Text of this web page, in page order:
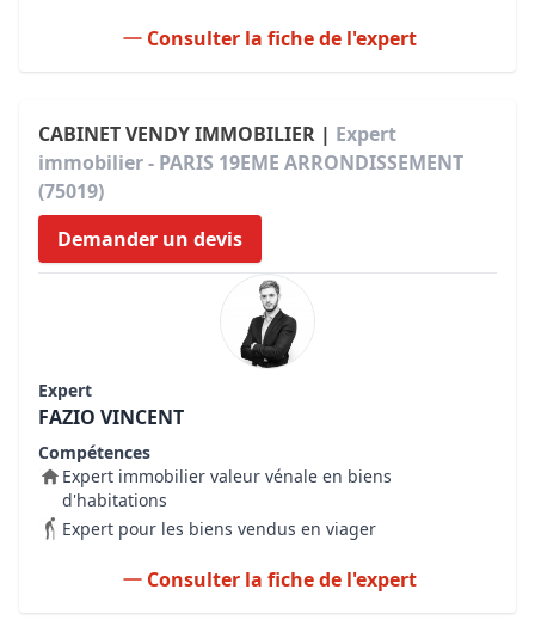
Consulter la fiche de l'expert
CABINET VENDY IMMOBILIER | Expert
immobilier - PARIS 19EME ARRONDISSEMENT
(75019)
Demander un devis
Expert
FAZIO VINCENT
Compétences
Expert immobilier valeur vénale en biens
d'habitations
Expert pour les biens vendus en viager
Consulter la fiche de l'expert